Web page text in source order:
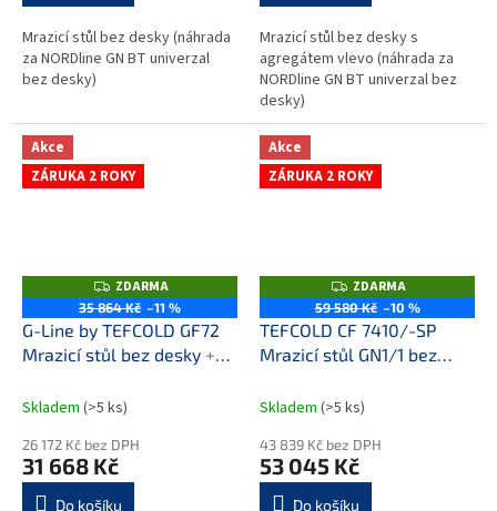
Mrazicí stůl bez desky (náhrada
za NORDline GN BT univerzal
bez desky)
Mrazicí stůl bez desky s
agregátem vlevo (náhrada za
NORDline GN BT univerzal bez
desky)
Akce
ZÁRUKA 2 ROKY
Z
D
A
R
M
A
ZDARMA
35 864 Kč –11 %
G-Line by TEFCOLD GF72
Mrazicí stůl bez desky +
Skladem (>5 ks)
26 172 Kč bez DPH
31 668 Kč
Do košíku
Akce
ZÁRUKA 2 ROKY
Z
D
A
R
M
A
ZDARMA
59 580 Kč –10 %
TEFCOLD CF 7410/-SP
Mrazicí stůl GN1/1 bez
prodloužená záruka
Skladem (>5 ks)
43 839 Kč bez DPH
53 045 Kč
Do košíku